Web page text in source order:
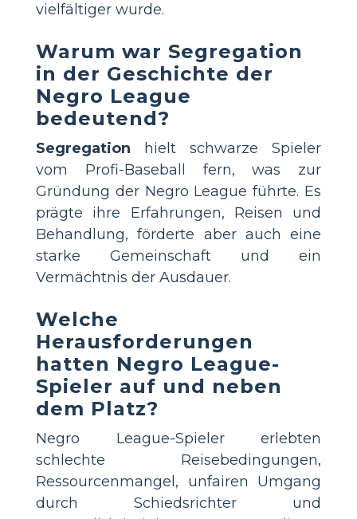
vielfältiger wurde.
Warum war Segregation
in der Geschichte der
Negro League
bedeutend?
Segregation hielt schwarze Spieler
vom Profi-Baseball fern, was zur
Gründung der Negro League führte. Es
prägte ihre Erfahrungen, Reisen und
Behandlung, förderte aber auch eine
starke Gemeinschaft und ein
Vermächtnis der Ausdauer.
Welche
Herausforderungen
hatten Negro League-
Spieler auf und neben
dem Platz?
Negro League-Spieler erlebten
schlechte Reisebedingungen,
Ressourcenmangel, unfairen Umgang
durch Schiedsrichter und